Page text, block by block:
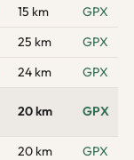
15 km
GPX
25 km
GPX
24 km
GPX
20 km GPX
20 km
GPX